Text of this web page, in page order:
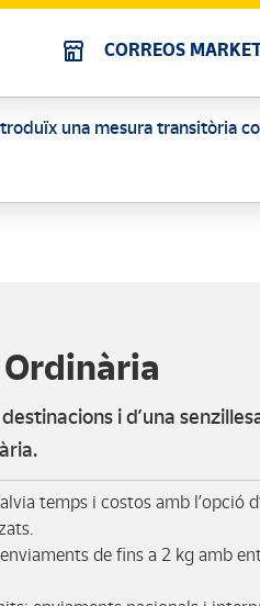
CORREOS
una mesura transitòria
i d’una
temps i costos amb l’opció
de fins a 2 kg amb